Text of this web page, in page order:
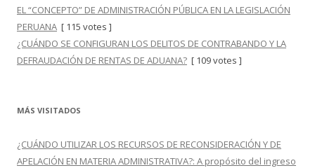
EL “CONCEPTO” DE ADMINISTRACIÓN PÚBLICA EN LA LEGISLACIÓN
PERUANA [ 115 votes ]
¿CUÁNDO SE CONFIGURAN LOS DELITOS DE CONTRABANDO Y LA
DEFRAUDACIÓN DE RENTAS DE ADUANA? [ 109 votes ]
MÁS VISITADOS
¿CUÁNDO UTILIZAR LOS RECURSOS DE RECONSIDERACIÓN Y DE
APELACIÓN EN MATERIA ADMINISTRATIVA?: A propósito del ingreso